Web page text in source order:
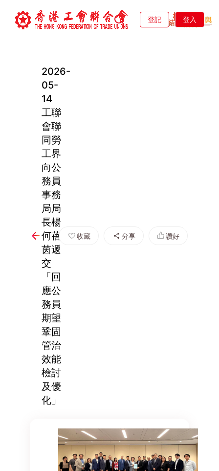
登記 登入
2026-
05-
14
工聯
會聯
同勞
工界
向公
務員
事務
局局
長楊
何蓓
茵遞
交
「回
應公
務員
期望
鞏固
管治
效能
檢討
及優
化」
收藏 分享 讚好